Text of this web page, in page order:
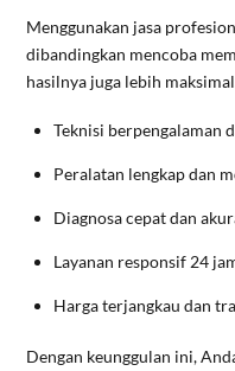
Menggunakan jasa
dibandingkan mencoba
hasilnya juga lebih
Teknisi berpengalaman
Peralatan lengkap dan
Diagnosa cepat dan
Layanan responsif 24
Harga terjangkau dan
Dengan keunggulan ini,